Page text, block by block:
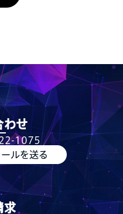
わせ
1075
ルを送る
求